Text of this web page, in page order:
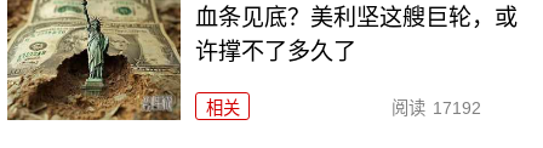
血条见底？美利坚这艘巨轮，或
许撑不了多久了
相关 阅读 17192